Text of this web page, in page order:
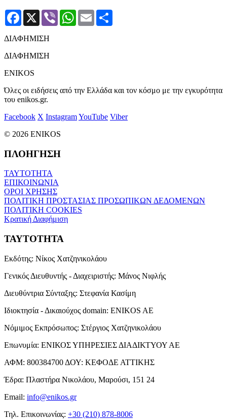
Facebook
X Viber WhatsApp
Email
ΔΙΑΦΗΜΙΣΗ
ΔΙΑΦΗΜΙΣΗ
ENIKOS
Όλες οι ειδήσεις από την Ελλάδα και τον κόσμο με την εγκυρότητα
του enikos.gr.
Facebook X InstagramYouTube Viber
© 2026 ENIKOS
ΠΛΟΗΓΗΣΗ
ΤΑΥΤΟΤΗΤΑ
ΕΠΙΚΟΙΝΩΝΙΑ
ΟΡΟΙ ΧΡΗΣΗΣ
ΠΟΛΙΤΙΚΗ ΠΡΟΣΤΑΣΙΑΣ ΠΡΟΣΩΠΙΚΩΝ ΔΕΔΟΜΕΝΩΝ
ΠΟΛΙΤΙΚΗ COOKIES
Κρατική Διαφήμιση
ΤΑΥΤΟΤΗΤΑ
Εκδότης: Νίκος Χατζηνικολάου
Γενικός Διευθυντής - Διαχειριστής: Μάνος Νιφλής
Διευθύντρια Σύνταξης: Στεφανία Κασίμη
Ιδιοκτησία - Δικαιούχος domain: ENIKOS AE
Νόμιμος Εκπρόσωπος: Στέργιος Χατζηνικολάου
Επωνυμία: ΕΝΙΚΟΣ ΥΠΗΡΕΣΙΕΣ ΔΙΑΔΙΚΤΥΟΥ ΑΕ
ΑΦΜ: 800384700 ΔΟΥ: ΚΕΦΟΔΕ ΑΤΤΙΚΗΣ
Έδρα: Πλαστήρα Νικολάου, Μαρούσι, 151 24
Email: info@enikos.gr
Τηλ. Επικοινωνίας: +30 (210) 878-8006